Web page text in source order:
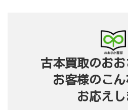
古本買取のお
お客様のこ
お応え